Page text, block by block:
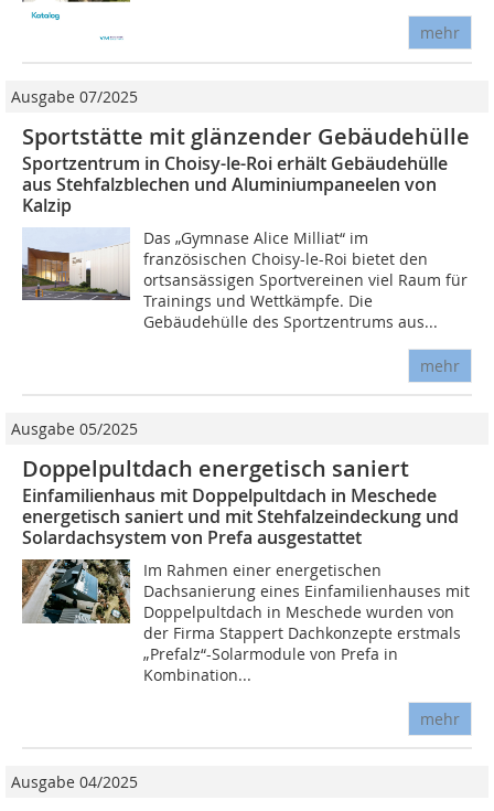
mehr
Ausgabe 07/2025
Sportstätte mit glänzender Gebäudehülle
Sportzentrum in Choisy-le-Roi erhält Gebäudehülle
aus Stehfalzblechen und Aluminiumpaneelen von
Kalzip
Das „Gymnase Alice Milliat“ im
französischen Choisy-le-Roi bietet den
ortsansässigen Sportvereinen viel Raum für
Trainings und Wettkämpfe. Die
Gebäudehülle des Sportzentrums aus...
mehr
Ausgabe 05/2025
Doppelpultdach energetisch saniert
Einfamilienhaus mit Doppelpultdach in Meschede
energetisch saniert und mit Stehfalzeindeckung und
Solardachsystem von Prefa ausgestattet
Im Rahmen einer energetischen
Dachsanierung eines Einfamilienhauses mit
Doppelpultdach in Meschede wurden von
der Firma Stappert Dachkonzepte erstmals
„Prefalz“-Solarmodule von Prefa in
Kombination...
mehr
Ausgabe 04/2025